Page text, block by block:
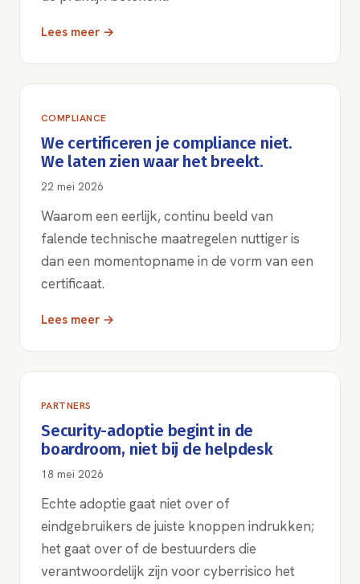
Lees meer →
COMPLIANCE
We certificeren je compliance niet.
We laten zien waar het breekt.
22 mei 2026
Waarom een eerlijk, continu beeld van
falende technische maatregelen nuttiger is
dan een momentopname in de vorm van een
certificaat.
Lees meer →
PARTNERS
Security-adoptie begint in de
boardroom, niet bij de helpdesk
18 mei 2026
Echte adoptie gaat niet over of
eindgebruikers de juiste knoppen indrukken;
het gaat over of de bestuurders die
verantwoordelijk zijn voor cyberrisico het